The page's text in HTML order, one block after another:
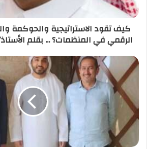
كيف تقود الاستراتيجية والحوكمة
الرقمي في المنظمات؟ ... بقلم